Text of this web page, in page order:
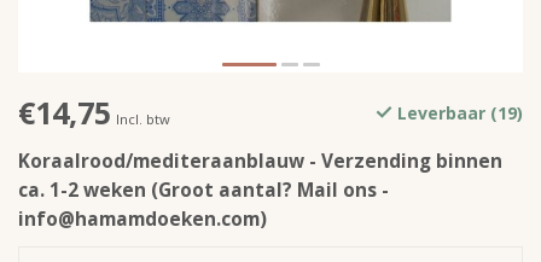
€14,75 Incl. btw Leverbaar (19)
Koraalrood/mediteraanblauw - Verzending binnen
ca. 1-2 weken (Groot aantal? Mail ons -
info@hamamdoeken.com)